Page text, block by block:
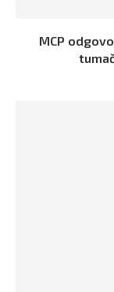
MCP